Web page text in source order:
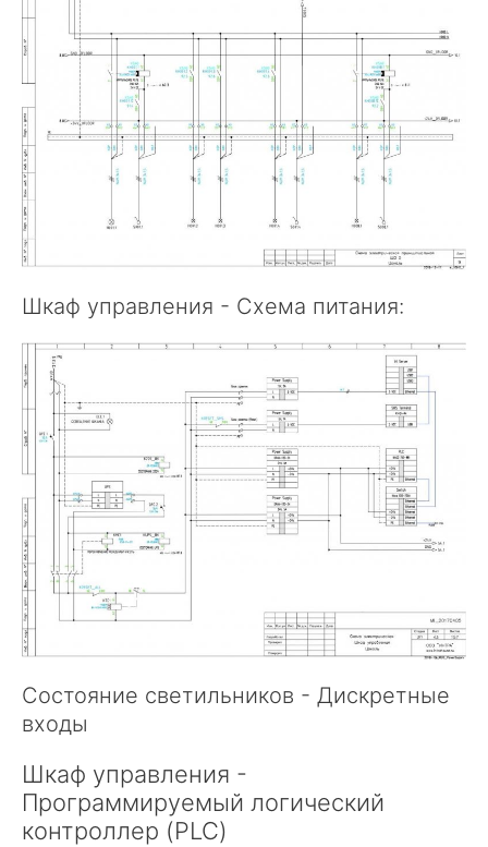
Шкаф управления - Схема питания:
Состояние светильников - Дискретные
входы
Шкаф управления -
Программируемый логический
контроллер (PLC)